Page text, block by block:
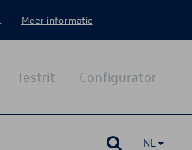
Meer informatie
Configurator
Testrit
NL